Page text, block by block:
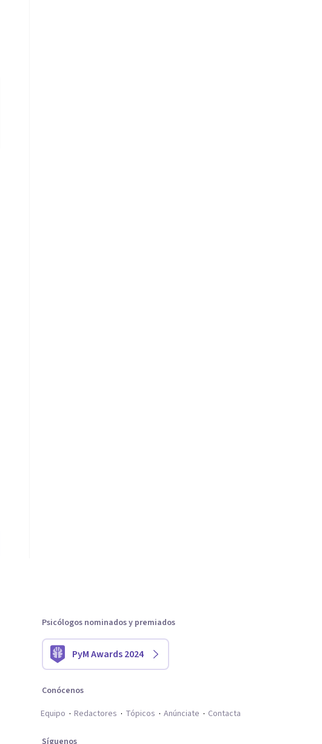
Psicólogos nominados y premiados
PyM Awards 2024
Conócenos
Equipo
Redactores Tópicos Anúnciate Contacta
Síguenos